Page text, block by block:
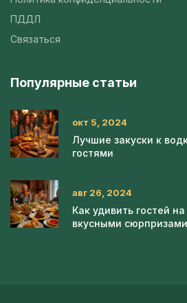
ПДДЛ
Связаться
Популярные статьи
окт 5, 2024
Лучшие закуски к
гостями
авг 26, 2024
Как удивить гостей
вкусными сюрпризами